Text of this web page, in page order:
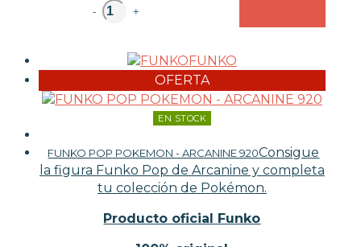
- +
FUNKO
OFERTA
EN STOCK
FUNKO POP POKEMON - ARCANINE 920Consigue
la figura Funko Pop de Arcanine y completa
tu colección de Pokémon.
Producto oficial Funko